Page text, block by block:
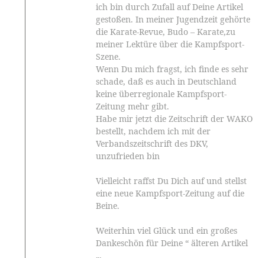
ich bin durch Zufall auf Deine Artikel
gestoßen. In meiner Jugendzeit gehörte
die Karate-Revue, Budo – Karate,zu
meiner Lektüre über die Kampfsport-
Szene.
Wenn Du mich fragst, ich finde es sehr
schade, daß es auch in Deutschland
keine überregionale Kampfsport-
Zeitung mehr gibt.
Habe mir jetzt die Zeitschrift der WAKO
bestellt, nachdem ich mit der
Verbandszeitschrift des DKV,
unzufrieden bin
Vielleicht raffst Du Dich auf und stellst
eine neue Kampfsport-Zeitung auf die
Beine.
Weiterhin viel Glück und ein großes
Dankeschön für Deine “ älteren Artikel
„.